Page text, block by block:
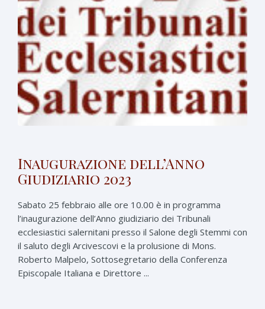
Inaugurazione dell’Anno
Giudiziario 2023
Sabato 25 febbraio alle ore 10.00 è in programma
l’inaugurazione dell’Anno giudiziario dei Tribunali
ecclesiastici salernitani presso il Salone degli Stemmi con
il saluto degli Arcivescovi e la prolusione di Mons.
Roberto Malpelo, Sottosegretario della Conferenza
Episcopale Italiana e Direttore ...